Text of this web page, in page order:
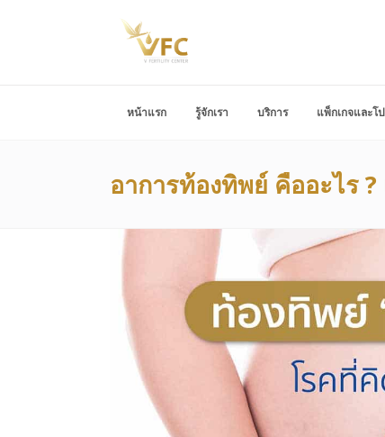
หน้าแรก รู้จักเรา บริการ แพ็กเกจและโ
อาการท้องทิพย์ คืออะไร